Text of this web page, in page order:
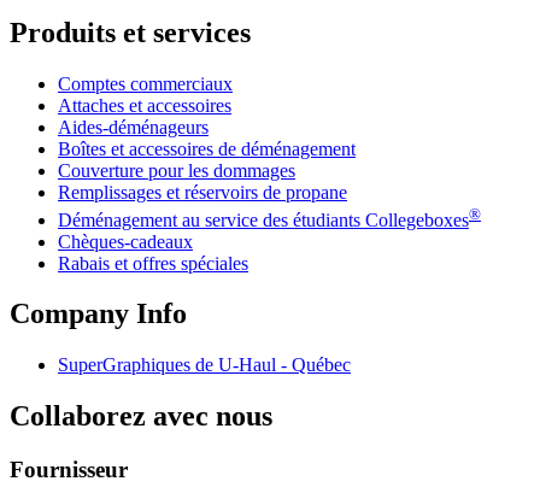
Produits et services
Comptes commerciaux
Attaches et accessoires
Aides-déménageurs
Boîtes et accessoires de déménagement
Couverture pour les dommages
Remplissages et réservoirs de propane
Déménagement au service des étudiants Collegeboxes®
Chèques-cadeaux
Rabais et offres spéciales
Company Info
SuperGraphiques de U-Haul - Québec
Collaborez avec nous
Fournisseur